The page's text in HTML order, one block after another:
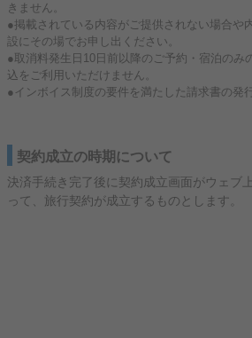
きません。
●掲載されている内容がご提供されない場合や
設にその場でお申し出ください。
●取消料発生日10日前以降のご予約・宿泊のみ
込をご利用いただけません。
●インボイス制度の要件を満たした請求書の発
契約成立の時期について
決済手続き完了後に契約成立画面がウェブ
って、旅行契約が成立するものとします。